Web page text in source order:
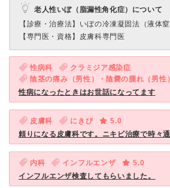
老人性いぼ（脂漏性角化症）について
【診療・治療法】 いぼの冷凍凝固法（液体窒
【専門医・資格】 皮膚科専門医
性病科
クラミジア感染症
陰茎の痛み（男性）・陰嚢の腫れ（男性）
性病になったときはお世話になってます
皮膚科 にきび
5.0
頼りになる皮膚科です。ニキビ治療で時々通
内科 インフルエンザ
5.0
インフルエンザ検査してもらいました。